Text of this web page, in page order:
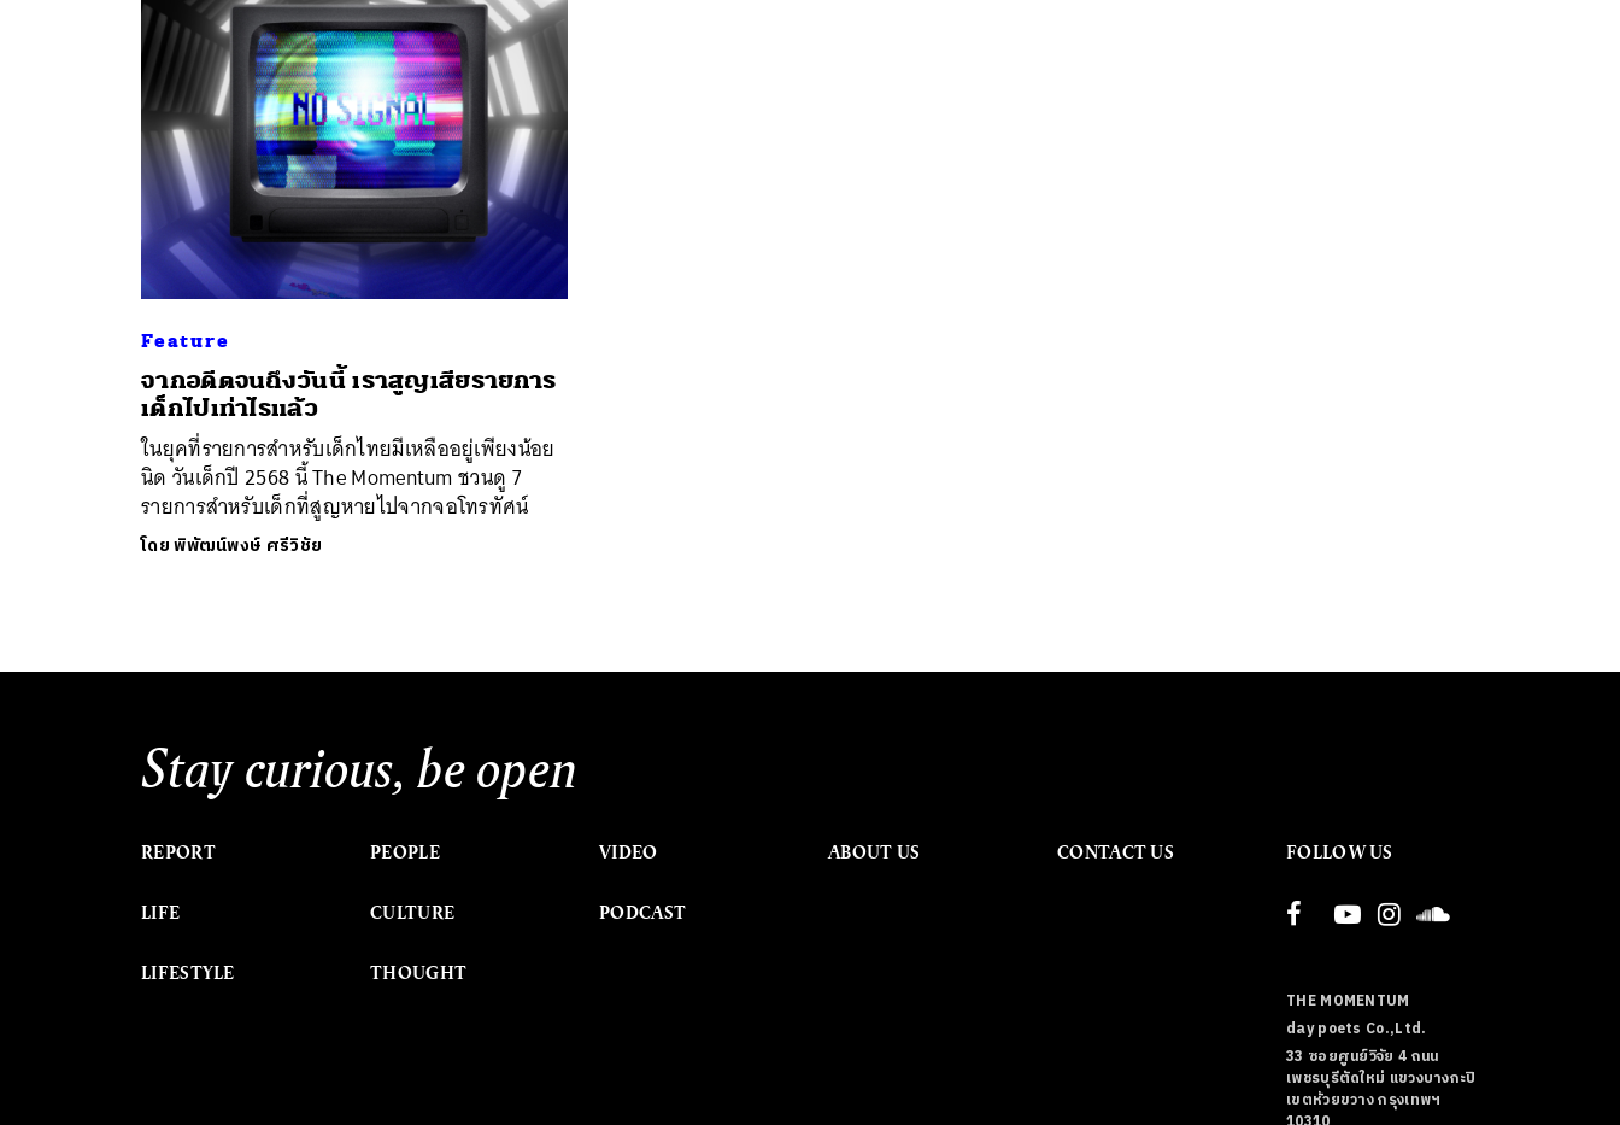
Feature
จากอดีตจนถึงวันนี้ เราสูญเสียรายการ
เด็กไปเท่าไรแล้ว
ในยุคที่รายการสำหรับเด็กไทยมีเหลืออยู่เพียงน้อย
นิด วันเด็กปี 2568 นี้ The Momentum ชวนดู 7
รายการสำหรับเด็กที่สูญหายไปจากจอโทรทัศน์
โดยพิพัฒน์พงษ์ ศรีวิชัย
Stay curious, be open
REPORT
LIFE
LIFESTYLE
PEOPLE
CULTURE
THOUGHT
VIDEO
PODCAST
ABOUT US CONTACT US FOLLOW US
THE MOMENTUM
day poets Co.,Ltd.
33 ซอยศูนย์วิจัย 4 ถนน
เพชรบุรีตัดใหม่ แขวงบางกะปิ
เขตห้วยขวาง กรุงเทพฯ
ค้นหา